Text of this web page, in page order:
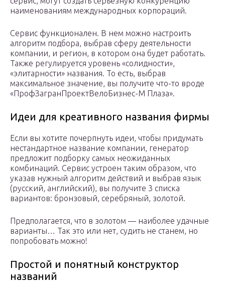
наименованиям международных корпораций.
Сервис функционален. В нем можно настроить
алгоритм подбора, выбрав сферу деятельности
компании, и регион, в котором она будет работать.
Также регулируется уровень «солидности»,
«элитарности» названия. То есть, выбрав
максимальное значение, вы получите что-то вроде
«ПрофЗагранПроектВелоБизнес-М Плаза».
Идеи для креативного названия фирмы
Если вы хотите почерпнуть идеи, чтобы придумать
нестандартное название компании, генератор
предложит подборку самых неожиданных
комбинаций. Сервис устроен таким образом, что
указав нужный алгоритм действий и выбрав язык
(русский, английский), вы получите 3 списка
вариантов: бронзовый, серебряный, золотой.
Предполагается, что в золотом — наиболее удачные
варианты… Так это или нет, судить не станем, но
попробовать можно!
Простой и понятный конструктор
названий